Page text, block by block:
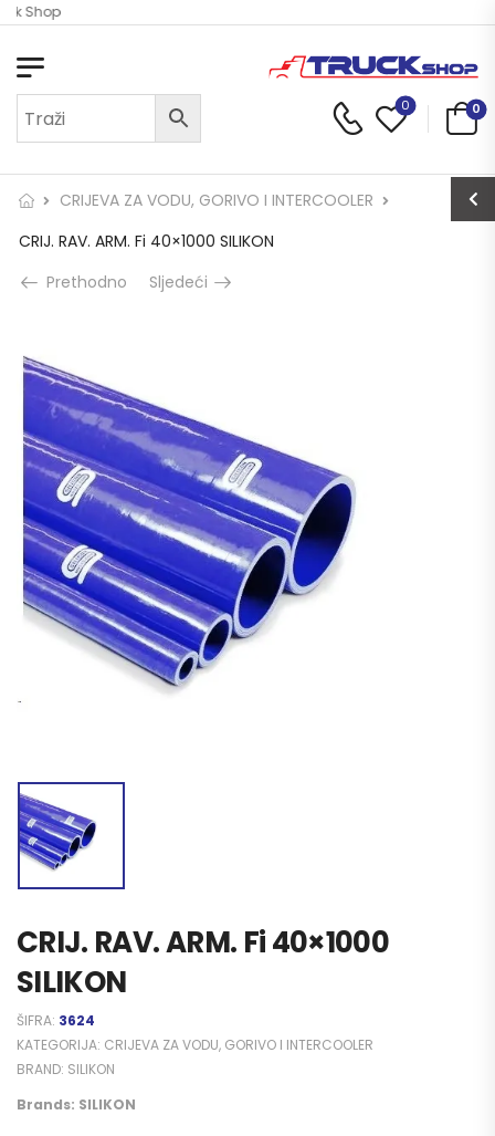
Shop
0 0
CRIJEVA ZA VODU, GORIVO I INTERCOOLER
CRIJ. RAV. ARM. Fi 40×1000 SILIKON
Prethodno
Sljedeći
CRIJ. RAV. ARM. Fi 40×1000
SILIKON
ŠIFRA: 3624
KATEGORIJA: CRIJEVA ZA VODU, GORIVO I INTERCOOLER
BRAND: SILIKON
Brands: SILIKON